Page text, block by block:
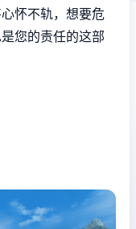
怀不轨，想要危
您的责任的这部